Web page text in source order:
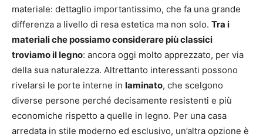
materiale: dettaglio importantissimo, che fa una grande
differenza a livello di resa estetica ma non solo. Tra i
materiali che possiamo considerare più classici
troviamo il legno: ancora oggi molto apprezzato, per via
della sua naturalezza. Altrettanto interessanti possono
rivelarsi le porte interne in laminato, che scelgono
diverse persone perché decisamente resistenti e più
economiche rispetto a quelle in legno. Per una casa
arredata in stile moderno ed esclusivo, un’altra opzione è